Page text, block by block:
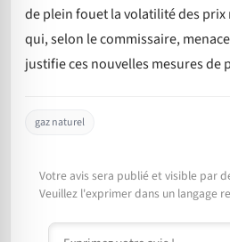
de plein fouet la volatilité des
qui, selon le commissaire,
justifie ces nouvelles mesures de
gaz naturel
Votre avis sera publié et visible par
Veuillez l'exprimer dans un langage
Commentaire